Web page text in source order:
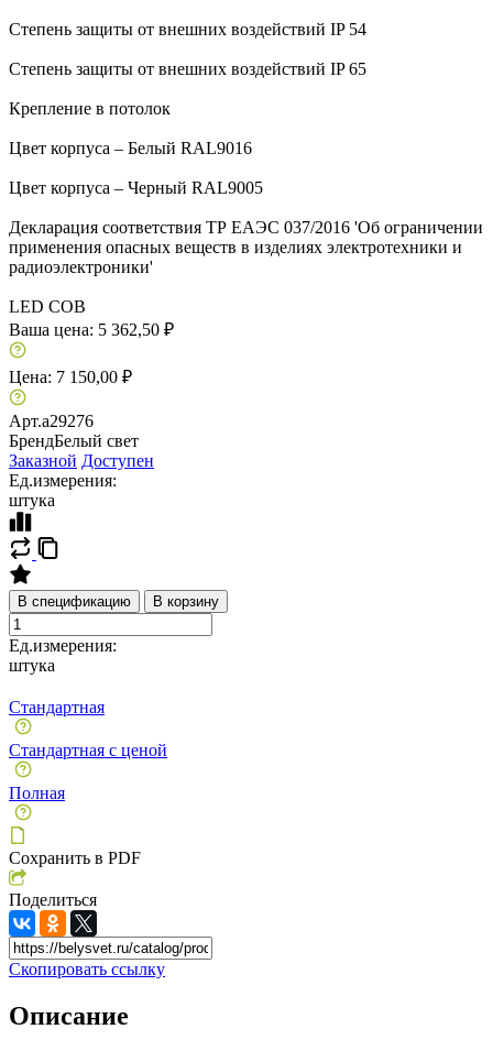
Степень защиты от внешних воздействий IP 54
Степень защиты от внешних воздействий IP 65
Крепление в потолок
Цвет корпуса – Белый RAL9016
Цвет корпуса – Черный RAL9005
Декларация соответствия ТР ЕАЭС 037/2016 'Об ограничении
применения опасных веществ в изделиях электротехники и
радиоэлектроники'
LED COB
Ваша цена: 5 362,50 ₽
Цена: 7 150,00 ₽
Арт.a29276
БрендБелый свет
Заказной Доступен
Ед.измерения:
штука
В спецификацию В корзину
Ед.измерения:
штука
Стандартная
Стандартная с ценой
Полная
Сохранить в PDF
Поделиться
Скопировать ссылку
Описание